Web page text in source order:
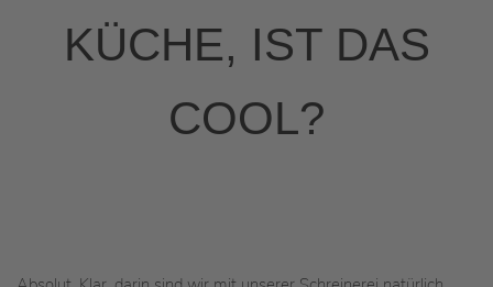
KÜCHE, IST DAS
COOL?